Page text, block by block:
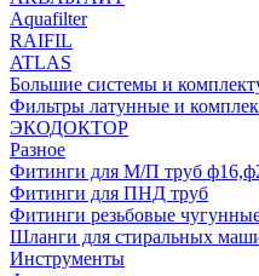
Aquafilter
RAIFIL
ATLAS
Большие системы и
Фильтры латунные и
ЭКОДОКТОР
Разное
Фитинги для М/П труб
Фитинги для ПНД труб
Фитинги резьбовые
Шланги для стиральных
Инструменты